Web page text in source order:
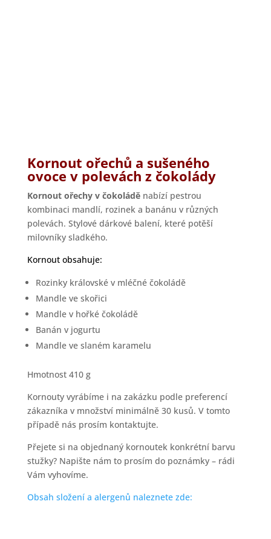
Kornout ořechů a sušeného
ovoce v polevách z čokolády
Kornout ořechy v čokoláděnabízí pestrou
kombinaci mandlí, rozinek a banánu v různých
polevách. Stylové dárkové balení, které potěší
milovníky sladkého.
Kornout obsahuje:
Rozinky královské v mléčné čokoládě
Mandle ve skořici
Mandle v hořké čokoládě
Banán v jogurtu
Mandle ve slaném karamelu
Hmotnost 410 g
Kornouty vyrábíme i na zakázku podle preferencí
zákazníka v množství minimálně 30 kusů. V tomto
případě nás prosím kontaktujte.
Přejete si na objednaný kornoutek konkrétní barvu
stužky? Napište nám to prosím do poznámky – rádi
Vám vyhovíme.
Obsah složení a alergenů naleznete zde: